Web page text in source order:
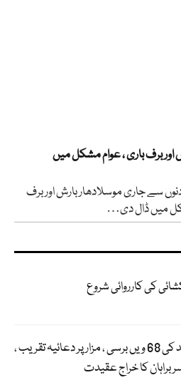
اور برف باری ، عوام مشکل میں
سے جاری موسلادھار بارش اور برف
میں ڈال دی…
کی کارروائی شروع
میجر طفیل شہید کی 68 ویں برسی ، مزار پر دعائیہ تقریب ،
کا خراج عقیدت